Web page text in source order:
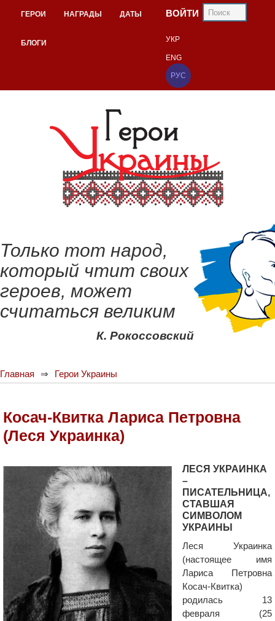
ГЕРОИ НАГРАДЫ ДАТЫ
БЛОГИ
ВОЙТИ
УКР
ENG
РУС
Только тот народ,
который чтит своих
героев, может
считаться великим
К. Рокоссовский
Главная Герои Украины
Косач-Квитка Лариса Петровна
(Леся Украинка)
ЛЕСЯ УКРАИНКА
–
ПИСАТЕЛЬНИЦА,
СТАВШАЯ
СИМВОЛОМ
УКРАИНЫ
Леся Украинка
(настоящее имя
Лариса Петровна
Косач-Квитка)
родилась 13
февраля (25